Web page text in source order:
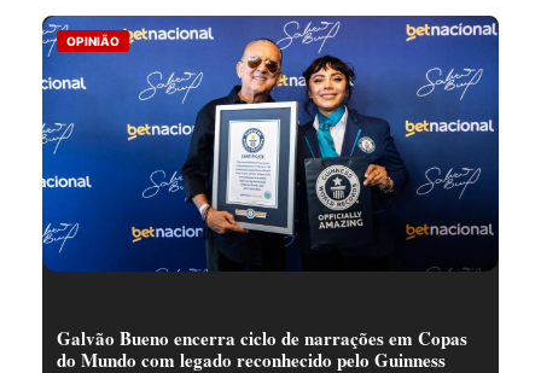
OPINIÃO
Galvão Bueno encerra ciclo de narrações em Copas
do Mundo com legado reconhecido pelo Guinness